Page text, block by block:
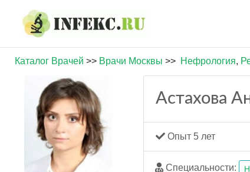
Каталог Врачей >> Врачи Москвы >> Нефрология,
Астахова
Опыт 5 лет
Специальности: